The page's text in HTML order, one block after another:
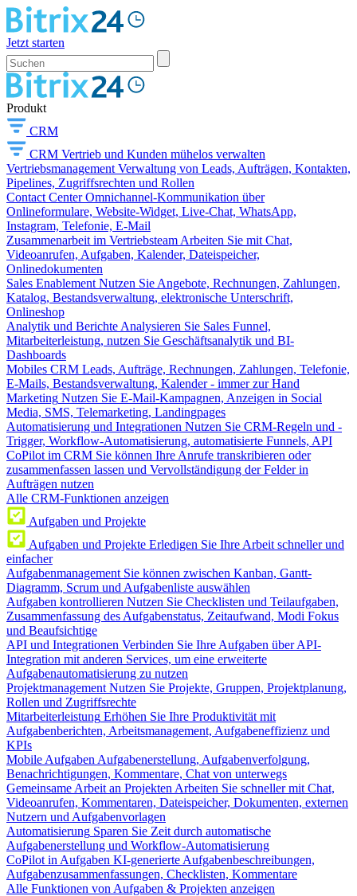
Jetzt starten
Produkt
CRM
CRM Vertrieb und Kunden mühelos verwalten
Vertriebsmanagement Verwaltung von Leads, Aufträgen, Kontakten,
Pipelines, Zugriffsrechten und Rollen
Contact Center Omnichannel-Kommunikation über
Onlineformulare, Website-Widget, Live-Chat, WhatsApp,
Instagram, Telefonie, E-Mail
Zusammenarbeit im Vertriebsteam Arbeiten Sie mit Chat,
Videoanrufen, Aufgaben, Kalender, Dateispeicher,
Onlinedokumenten
Sales Enablement Nutzen Sie Angebote, Rechnungen, Zahlungen,
Katalog, Bestandsverwaltung, elektronische Unterschrift,
Onlineshop
Analytik und Berichte Analysieren Sie Sales Funnel,
Mitarbeiterleistung, nutzen Sie Geschäftsanalytik und BI-
Dashboards
Mobiles CRM Leads, Aufträge, Rechnungen, Zahlungen, Telefonie,
E-Mails, Bestandsverwaltung, Kalender - immer zur Hand
Marketing Nutzen Sie E-Mail-Kampagnen, Anzeigen in Social
Media, SMS, Telemarketing, Landingpages
Automatisierung und Integrationen Nutzen Sie CRM-Regeln und -
Trigger, Workflow-Automatisierung, automatisierte Funnels, API
CoPilot im CRM Sie können Ihre Anrufe transkribieren oder
zusammenfassen lassen und Vervollständigung der Felder in
Aufträgen nutzen
Alle CRM-Funktionen anzeigen
Aufgaben und Projekte
Aufgaben und Projekte Erledigen Sie Ihre Arbeit schneller und
einfacher
Aufgabenmanagement Sie können zwischen Kanban, Gantt-
Diagramm, Scrum und Aufgabenliste auswählen
Aufgaben kontrollieren Nutzen Sie Checklisten und Teilaufgaben,
Zusammenfassung des Aufgabenstatus, Zeitaufwand, Modi Fokus
und Beaufsichtige
API und Integrationen Verbinden Sie Ihre Aufgaben über API-
Integration mit anderen Services, um eine erweiterte
Aufgabenautomatisierung zu nutzen
Projektmanagement Nutzen Sie Projekte, Gruppen, Projektplanung,
Rollen und Zugriffsrechte
Mitarbeiterleistung Erhöhen Sie Ihre Produktivität mit
Aufgabenberichten, Arbeitsmanagement, Aufgabeneffizienz und
KPIs
Mobile Aufgaben Aufgabenerstellung, Aufgabenverfolgung,
Benachrichtigungen, Kommentare, Chat von unterwegs
Gemeinsame Arbeit an Projekten Arbeiten Sie schneller mit Chat,
Videoanrufen, Kommentaren, Dateispeicher, Dokumenten, externen
Nutzern und Aufgabenvorlagen
Automatisierung Sparen Sie Zeit durch automatische
Aufgabenerstellung und Workflow-Automatisierung
CoPilot in Aufgaben KI-generierte Aufgabenbeschreibungen,
Aufgabenzusammenfassungen, Checklisten, Kommentare
Alle Funktionen von Aufgaben & Projekten anzeigen